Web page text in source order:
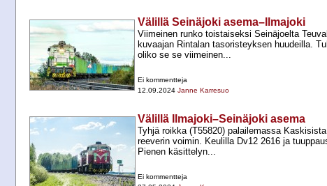
Välillä Seinäjoki asema–Ilmajoki
Viimeinen runko toistaiseksi Seinäjoelta
kuvaajan Rintalan tasoristeyksen huudeilla.
oliko se se viimeinen...
Ei kommentteja
12.09.2024 Janne Karresuo
Välillä Ilmajoki–Seinäjoki asema
Tyhjä roikka (T55820) palailemassa
reeverin voimin. Keulilla Dv12 2616 ja
Pienen käsittelyn...
Ei kommentteja